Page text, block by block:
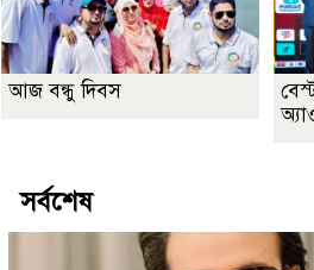
আজ বন্ধু দিবস
সর্বশেষ